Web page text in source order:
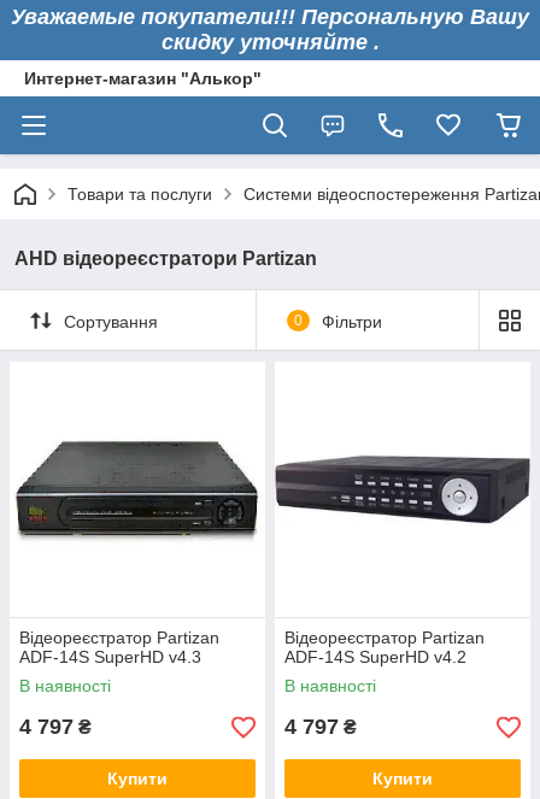
Уважаемые покупатели!!! Персональную Вашу
скидку уточняйте .
Интернет-магазин "Алькор"
Товари та послуги Системи відеоспостереження
AHD відеореєстратори Partizan
Сортування 0 Фільтри
Відеореєстратор Partizan
ADF-14S SuperHD v4.3
В наявності
4 797 ₴
Купити
Відеореєстратор Partizan
ADF-14S SuperHD v4.2
В наявності
4 797 ₴
Купити